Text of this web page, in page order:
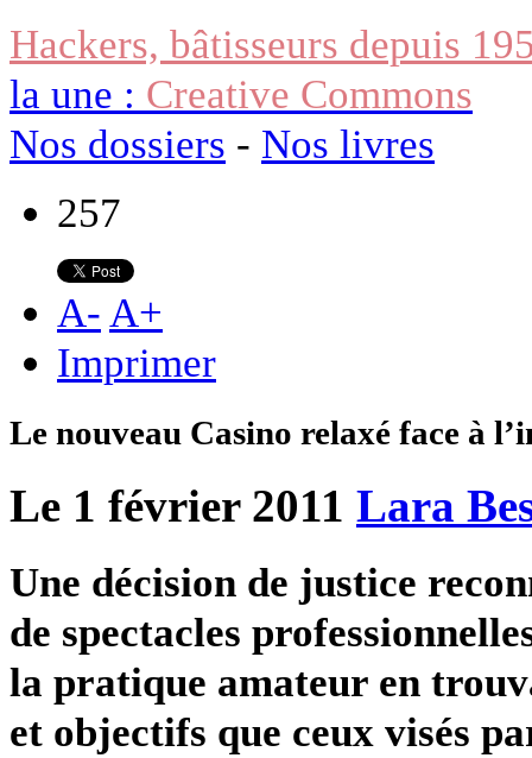
Hackers, bâtisseurs depuis
la une : Creative Commons
Nos dossiers - Nos livres
257
A- A+
Imprimer
Le nouveau Casino relaxé face à
Le 1 février 2011 Lara
Une décision de justice
de spectacles
la pratique amateur en
et objectifs que ceux visés